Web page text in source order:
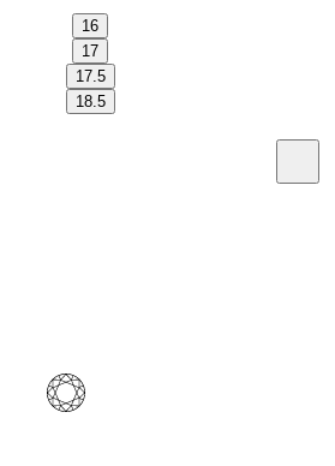
16
17
17.5
18.5